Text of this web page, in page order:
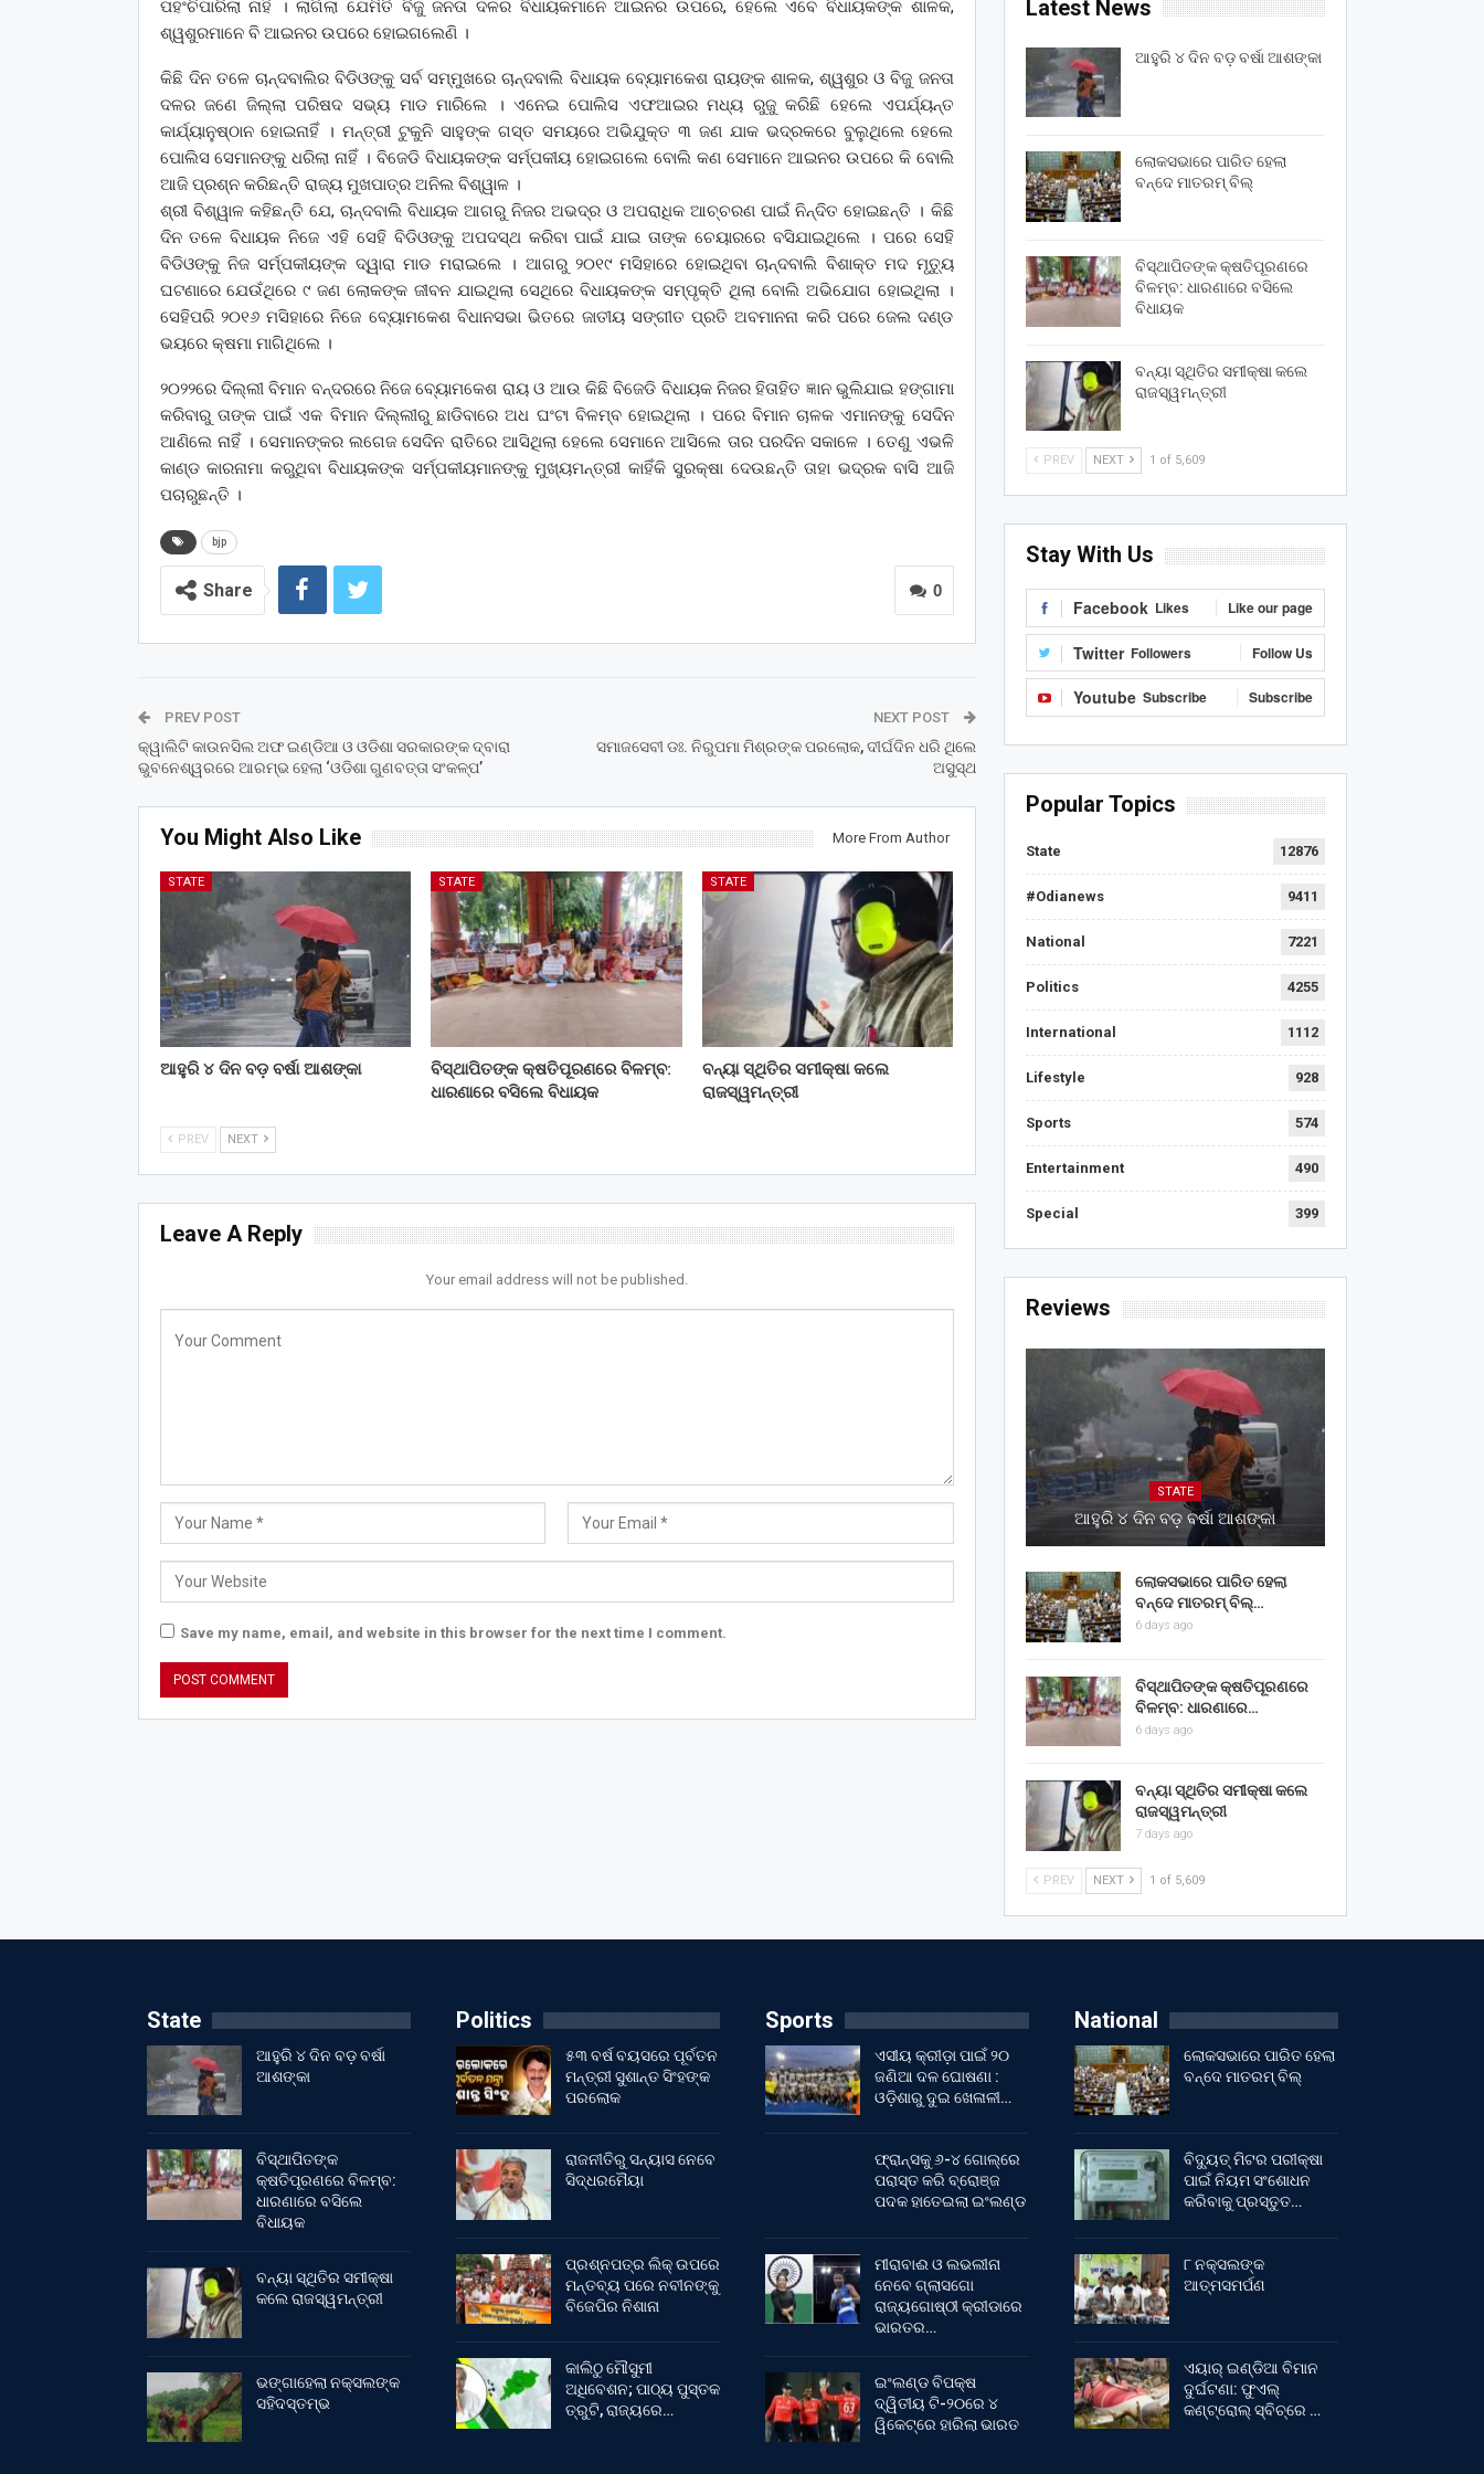
ପହଂଚିପାରିଲା ନାହିଁ । ଲାଗିଲା ଯେମିତି ବିଜୁ ଜନତା ଦଳର ବିଧାୟକମାନେ ଆଇନର ଉପରେ, ହେଲେ ଏବେ ବିଧାୟକଙ୍କ ଶାଳକ,
ଶ୍ୱଶୁରମାନେ ବି ଆଇନର ଉପରେ ହୋଇଗଲେଣି ।
କିଛି ଦିନ ତଳେ ଚାନ୍ଦବାଲିର ବିଡିଓଙ୍କୁ ସର୍ବ ସମ୍ମୁଖରେ ଚାନ୍ଦବାଲି ବିଧାୟକ ବ୍ୟୋମକେଶ ରାୟଙ୍କ ଶାଳକ, ଶ୍ୱଶୁର ଓ ବିଜୁ ଜନତା
ଦଳର ଜଣେ ଜିଲ୍ଲା ପରିଷଦ ସଭ୍ୟ ମାଡ ମାରିଲେ । ଏନେଇ ପୋଲିସ ଏଫଆଇର ମଧ୍ୟ ରୁଜୁ କରିଛି ହେଲେ ଏପର୍ଯ୍ୟନ୍ତ
କାର୍ଯ୍ୟାନୁଷ୍ଠାନ ହୋଇନାହିଁ । ମନ୍ତ୍ରୀ ଟୁକୁନି ସାହୁଙ୍କ ଗସ୍ତ ସମୟରେ ଅଭିଯୁକ୍ତ ୩ ଜଣ ଯାକ ଭଦ୍ରକରେ ବୁଲୁଥିଲେ ହେଲେ
ପୋଲିସ ସେମାନଙ୍କୁ ଧରିଲା ନାହିଁ । ବିଜେଡି ବିଧାୟକଙ୍କ ସର୍ମ୍ପକୀୟ ହୋଇଗଲେ ବୋଲି କଣ ସେମାନେ ଆଇନର ଉପରେ କି ବୋଲି
ଆଜି ପ୍ରଶ୍ନ କରିଛନ୍ତି ରାଜ୍ୟ ମୁଖପାତ୍ର ଅନିଲ ବିଶ୍ୱାଳ ।
ଶ୍ରୀ ବିଶ୍ୱାଳ କହିଛନ୍ତି ଯେ, ଚାନ୍ଦବାଲି ବିଧାୟକ ଆଗରୁ ନିଜର ଅଭଦ୍ର ଓ ଅପରାଧିକ ଆଚ୍ଚରଣ ପାଇଁ ନିନ୍ଦିତ ହୋଇଛନ୍ତି । କିଛି
ଦିନ ତଳେ ବିଧାୟକ ନିଜେ ଏହି ସେହି ବିଡିଓଙ୍କୁ ଅପଦସ୍ଥ କରିବା ପାଇଁ ଯାଇ ତାଙ୍କ ଚେୟାରରେ ବସିଯାଇଥିଲେ । ପରେ ସେହି
ବିଡିଓଙ୍କୁ ନିଜ ସର୍ମ୍ପକୀୟଙ୍କ ଦ୍ୱାରା ମାଡ ମରାଇଲେ । ଆଗରୁ ୨୦୧୯ ମସିହାରେ ହୋଇଥିବା ଚାନ୍ଦବାଲି ବିଶାକ୍ତ ମଦ ମୃତ୍ୟୁ
ଘଟଣାରେ ଯେଉଁଥିରେ ୯ ଜଣ ଲୋକଙ୍କ ଜୀବନ ଯାଇଥିଲା ସେଥିରେ ବିଧାୟକଙ୍କ ସମ୍ପୃକ୍ତି ଥିଲା ବୋଲି ଅଭିଯୋଗ ହୋଇଥିଲା ।
ସେହିପରି ୨୦୧୬ ମସିହାରେ ନିଜେ ବ୍ୟୋମକେଶ ବିଧାନସଭା ଭିତରେ ଜାତୀୟ ସଙ୍ଗୀତ ପ୍ରତି ଅବମାନନା କରି ପରେ ଜେଲ ଦଣ୍ଡ
ଭୟରେ କ୍ଷମା ମାଗିଥିଲେ ।
୨୦୨୨ରେ ଦିଲ୍ଲୀ ବିମାନ ବନ୍ଦରରେ ନିଜେ ବ୍ୟୋମକେଶ ରାୟ ଓ ଆଉ କିଛି ବିଜେଡି ବିଧାୟକ ନିଜର ହିତାହିତ ଜ୍ଞାନ ଭୁଲିଯାଇ ହଙ୍ଗାମା
କରିବାରୁ ତାଙ୍କ ପାଇଁ ଏକ ବିମାନ ଦିଲ୍ଲୀରୁ ଛାଡିବାରେ ଅଧ ଘଂଟା ବିଳମ୍ବ ହୋଇଥିଲା । ପରେ ବିମାନ ଚାଳକ ଏମାନଙ୍କୁ ସେଦିନ
ଆଣିଲେ ନାହିଁ । ସେମାନଙ୍କର ଲଗେଜ ସେଦିନ ରାତିରେ ଆସିଥିଲା ହେଲେ ସେମାନେ ଆସିଲେ ତାର ପରଦିନ ସକାଳେ । ତେଣୁ ଏଭଳି
କାଣ୍ଡ କାରନାମା କରୁଥିବା ବିଧାୟକଙ୍କ ସର୍ମ୍ପକୀୟମାନଙ୍କୁ ମୁଖ୍ୟମନ୍ତ୍ରୀ କାହିଁକି ସୁରକ୍ଷା ଦେଉଛନ୍ତି ତାହା ଭଦ୍ରକ ବାସି ଆଜି
ପଚାରୁଛନ୍ତି ।
bjp
0
Share
PREV POST
କ୍ୱାଲିଟି କାଉନସିଲ ଅଫ ଇଣ୍ଡିଆ ଓ ଓଡିଶା ସରକାରଙ୍କ ଦ୍ବାରା
ଭୁବନେଶ୍ୱରରେ ଆରମ୍ଭ ହେଲା ‘ଓଡିଶା ଗୁଣବତ୍ତା ସଂକଳ୍ପ’
NEXT POST
ସମାଜସେବୀ ଡଃ. ନିରୁପମା ମିଶ୍ରଙ୍କ ପରଲୋକ, ଦୀର୍ଘଦିନ ଧରି ଥିଲେ
ଅସୁସ୍ଥ
You Might Also Like More From Author
STATE
ଆହୁରି ୪ ଦିନ ବଡ଼ ବର୍ଷା ଆଶଙ୍କା
STATE
ବିସ୍ଥାପିତଙ୍କ କ୍ଷତିପୂରଣରେ ବିଳମ୍ବ:
ଧାରଣାରେ ବସିଲେ ବିଧାୟକ
STATE
ବନ୍ୟା ସ୍ଥିତିର ସମୀକ୍ଷା କଲେ
ରାଜସ୍ୱମନ୍ତ୍ରୀ
PREV NEXT
Leave A Reply
Your email address will not be published.
Save my name, email, and website in this browser for the next time I comment.
Latest News
ଆହୁରି ୪ ଦିନ ବଡ଼ ବର୍ଷା ଆଶଙ୍କା
ଲୋକସଭାରେ ପାରିତ ହେଲା
ବନ୍ଦେ ମାତରମ୍‌ ବିଲ୍‌
ବିସ୍ଥାପିତଙ୍କ କ୍ଷତିପୂରଣରେ
ବିଳମ୍ବ: ଧାରଣାରେ ବସିଲେ
ବିଧାୟକ
ବନ୍ୟା ସ୍ଥିତିର ସମୀକ୍ଷା କଲେ
ରାଜସ୍ୱମନ୍ତ୍ରୀ
PREV NEXT 1 of 5,609
Stay With Us
Facebook Likes Like our page
Twitter Followers Follow Us
Youtube Subscribe Subscribe
Popular Topics
State 12876
#Odianews 9411
National 7221
Politics 4255
International 1112
Lifestyle 928
Sports 574
Entertainment 490
Special 399
Reviews
STATE
ଆହୁରି ୪ ଦିନ ବଡ଼ ବର୍ଷା ଆଶଙ୍କା
ଲୋକସଭାରେ ପାରିତ ହେଲା
ବନ୍ଦେ ମାତରମ୍‌ ବିଲ୍‌…
6 days ago
ବିସ୍ଥାପିତଙ୍କ କ୍ଷତିପୂରଣରେ
ବିଳମ୍ବ: ଧାରଣାରେ…
6 days ago
ବନ୍ୟା ସ୍ଥିତିର ସମୀକ୍ଷା କଲେ
ରାଜସ୍ୱମନ୍ତ୍ରୀ
7 days ago
PREV NEXT 1 of 5,609
State
ଆହୁରି ୪ ଦିନ ବଡ଼ ବର୍ଷା
ଆଶଙ୍କା
ବିସ୍ଥାପିତଙ୍କ
କ୍ଷତିପୂରଣରେ ବିଳମ୍ବ:
ଧାରଣାରେ ବସିଲେ
ବିଧାୟକ
ବନ୍ୟା ସ୍ଥିତିର ସମୀକ୍ଷା
କଲେ ରାଜସ୍ୱମନ୍ତ୍ରୀ
ଭଙ୍ଗାହେଲା ନକ୍ସଲଙ୍କ
ସହିଦସ୍ତମ୍ଭ
Politics
୫୩ ବର୍ଷ ବୟସରେ ପୂର୍ବତନ
ମନ୍ତ୍ରୀ ସୁଶାନ୍ତ ସିଂହଙ୍କ
ପରଲୋକ
ରାଜନୀତିରୁ ସନ୍ୟାସ ନେବେ
ସିଦ୍ଧରମୈୟା
ପ୍ରଶ୍ନପତ୍ର ଲିକ୍ ଉପରେ
ମନ୍ତବ୍ୟ ପରେ ନବୀନଙ୍କୁ
ବିଜେପିର ନିଶାନା
କାଲିଠୁ ମୌସୁମୀ
ଅଧିବେଶନ; ପାଠ୍ୟ ପୁସ୍ତକ
ତ୍ରୁଟି, ରାଜ୍ୟରେ…
Sports
ଏସୀୟ କ୍ରୀଡ଼ା ପାଇଁ ୨୦
ଜଣିଆ ଦଳ ଘୋଷଣା :
ଓଡ଼ିଶାରୁ ଦୁଇ ଖେଳାଳୀ…
ଫ୍ରାନ୍ସକୁ ୬-୪ ଗୋଲ୍‌ରେ
ପରାସ୍ତ କରି ବ୍ରୋଞ୍ଜ
ପଦକ ହାତେଇଲା ଇଂଲଣ୍ଡ
ମୀରାବାଈ ଓ ଲଭଲୀନା
ନେବେ ଗ୍ଲାସଗୋ
ରାଜ୍ୟଗୋଷ୍ଠୀ କ୍ରୀଡାରେ
ଭାରତର…
ଇଂଲଣ୍ଡ ବିପକ୍ଷ
ଦ୍ୱିତୀୟ ଟି-୨୦ରେ ୪
ୱିକେଟ୍‌ରେ ହାରିଲା ଭାରତ
National
ଲୋକସଭାରେ ପାରିତ ହେଲା
ବନ୍ଦେ ମାତରମ୍‌ ବିଲ୍‌
ବିଦ୍ୟୁତ୍ ମିଟର ପରୀକ୍ଷା
ପାଇଁ ନିୟମ ସଂଶୋଧନ
କରିବାକୁ ପ୍ରସ୍ତୁତ…
୮ ନକ୍ସଲଙ୍କ
ଆତ୍ମସମର୍ପଣ
ଏୟାର୍ ଇଣ୍ଡିଆ ବିମାନ
ଦୁର୍ଘଟଣା: ଫୁଏଲ୍‌
କଣ୍ଟ୍ରୋଲ୍‌ ସ୍ବିଚ୍‌ରେ …